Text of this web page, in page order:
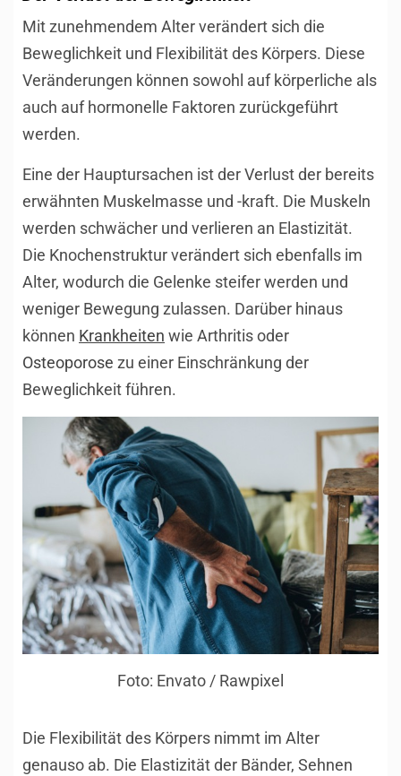
Mit zunehmendem Alter verändert sich die
Beweglichkeit und Flexibilität des Körpers. Diese
Veränderungen können sowohl auf körperliche als
auch auf hormonelle Faktoren zurückgeführt
werden.
Eine der Hauptursachen ist der Verlust der bereits
erwähnten Muskelmasse und -kraft. Die Muskeln
werden schwächer und verlieren an Elastizität.
Die Knochenstruktur verändert sich ebenfalls im
Alter, wodurch die Gelenke steifer werden und
weniger Bewegung zulassen. Darüber hinaus
können Krankheiten wie Arthritis oder
Osteoporose zu einer Einschränkung der
Beweglichkeit führen.
Foto: Envato / Rawpixel
Die Flexibilität des Körpers nimmt im Alter
genauso ab. Die Elastizität der Bänder, Sehnen